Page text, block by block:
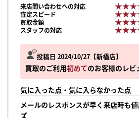
投稿日 2024/10/27 新橋店
買取のご利用初めてのお客様のレビ
気に入った点・気に入らなかった点
メールのレスポンスが早く来店時も
ズ
来店問い合わせへの対応
査定スピード
買取金額
スタッフの対応